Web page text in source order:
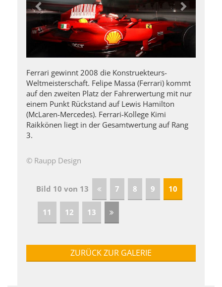
Ferrari gewinnt 2008 die Konstruekteurs-
Weltmeisterschaft. Felipe Massa (Ferrari) kommt
auf den zweiten Platz der Fahrerwertung mit nur
einem Punkt Rückstand auf Lewis Hamilton
(McLaren-Mercedes). Ferrari-Kollege Kimi
Raikkönen liegt in der Gesamtwertung auf Rang
3.
© Raupp Design
Bild 10 von 13 7 8 9 10
11 12 13
ZURÜCK ZUR GALERIE